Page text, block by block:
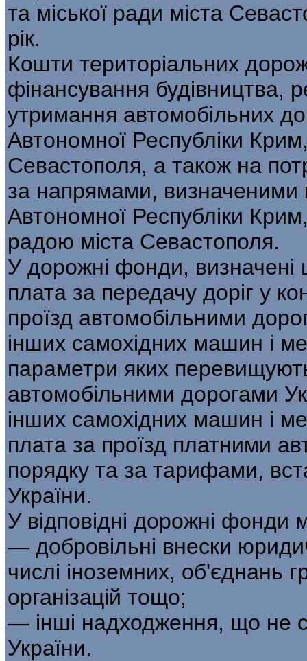
та міської ради міста
рік.
Кошти територіальних
фінансування будівництва,
утримання автомобільних
Автономної Республіки
Севастополя, а також на
за напрямами, визначеними
Автономної Республіки
радою міста Севастополя.
У дорожні фонди,
плата за передачу доріг у
проїзд автомобільними
інших самохідних машин і
параметри яких
автомобільними дорогами
інших самохідних машин і
плата за проїзд платними
порядку та за тарифами,
України.
У відповідні дорожні фонди
— добровільні внески
числі іноземних, об'єднань
організацій тощо;
— інші надходження, що не
України.